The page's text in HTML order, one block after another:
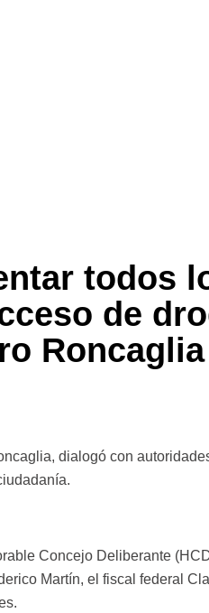
todos
de
Roncaglia
dialogó con
Concejo Deliberante
Martín, el fiscal federal